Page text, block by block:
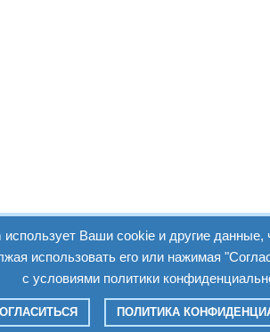
использует Ваши cookie и другие данные,
использовать его или нажимая
с условиями политики
ПОЛИТИКА